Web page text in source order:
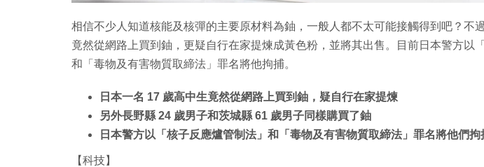
相信不少人知道核能及核彈的主要原材料為鈾，一般人都不太可能接觸得到吧？不
竟然從網路上買到鈾，更疑自行在家提煉成黃色粉，並將其出售。目前日本警方以
和「毒物及有害物質取締法」罪名將他拘捕。
日本一名 17 歲高中生竟然從網路上買到鈾，疑自行在家提煉
另外長野縣 24 歲男子和茨城縣 6​​1 歲男子同樣購買了鈾
日本警方以「核子反應爐管制法」和「毒物及有害物質取締法」罪名將他們拘
【科技】